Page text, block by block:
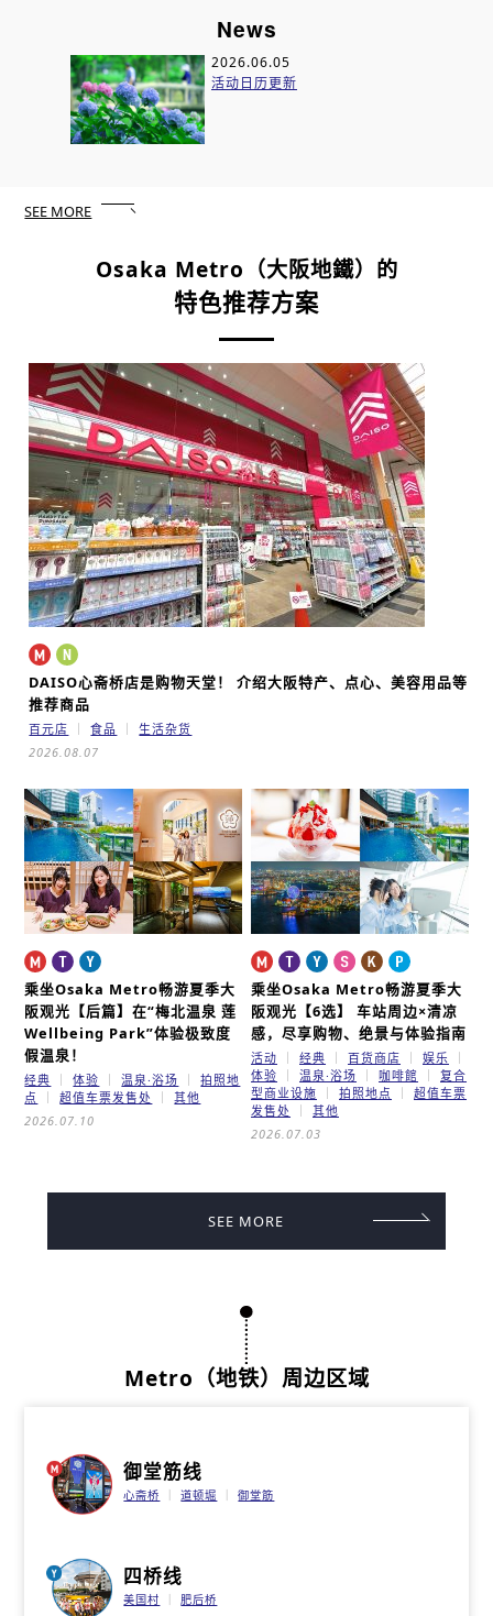
News
2026.06.05
活动日历更新
SEE MORE
Osaka Metro （大阪地鐵）的
特色推荐方案
DAISO心斋桥店是购物天堂！介绍大阪特产、点心、美容用品等
推荐商品
百元店 食品
生活杂货
2026.08.07
乘坐Osaka Metro畅游夏季大
阪观光【后篇】在“梅北温泉 莲
Wellbeing Park”体验极致度
假温泉！
经典 体验 温泉·浴场
拍照地
点
超值车票发售处
其他
2026.07.10
乘坐Osaka Metro畅游夏季大
阪观光【6选】
车站周边×清凉
感，尽享购物、绝景与体验指南
活动 经典 百货商店
娱乐
体验
温泉·浴场 咖啡館
复合
型商业设施
拍照地点
超值车票
发售处
其他
2026.07.03
SEE MORE
Metro（地铁）周边区域
御堂筋线
心斋桥 道顿堀 御堂筋
四桥线
美国村 肥后桥